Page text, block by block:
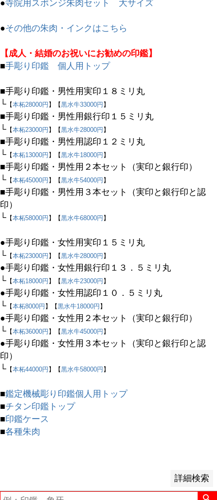
●寺院用スポンジ朱肉セット 大サイズ
●その他の朱肉・インクはこちら
【成人・結婚のお祝いにお勧めの印鑑】
■手彫り印鑑 個人用トップ
■手彫り印鑑・男性用実印１８ミリ丸
└ 【本柘28000円 】【黒水牛33000円 】
■手彫り印鑑・男性用銀行印１５ミリ丸
└ 【本柘23000円 】【黒水牛28000円 】
■手彫り印鑑・男性用認印１２ミリ丸
└ 【本柘13000円 】【黒水牛18000円 】
■手彫り印鑑・男性用２本セット（実印と銀行印）
└ 【本柘45000円 】【黒水牛54000円 】
■手彫り印鑑・男性用３本セット（実印と銀行印と認
印）
└ 【本柘58000円 】【黒水牛68000円 】
●手彫り印鑑・女性用実印１５ミリ丸
└ 【本柘23000円 】【黒水牛28000円 】
●手彫り印鑑・女性用銀行印１３．５ミリ丸
└ 【本柘18000円 】【黒水牛23000円 】
●手彫り印鑑・女性用認印１０．５ミリ丸
└ 【本柘8000円 】【黒水牛18000円 】
●手彫り印鑑・女性用２本セット（実印と銀行印）
└ 【本柘36000円 】【黒水牛45000円 】
●手彫り印鑑・女性用３本セット（実印と銀行印と認
印）
└ 【本柘44000円 】【黒水牛58000円 】
■鑑定機械彫り印鑑個人用トップ
■チタン印鑑トップ
■印鑑ケース
■各種朱肉
詳細検索
キーワード
価格
〜
商品タグ
セール
限定
再入荷
翌日発送
在庫なし商品
バンドル販売
予約商品
予約商品のみを表示
並び順
価格が安い順
価格が高い順
優先度順
レビュー順
キーワードヒット順